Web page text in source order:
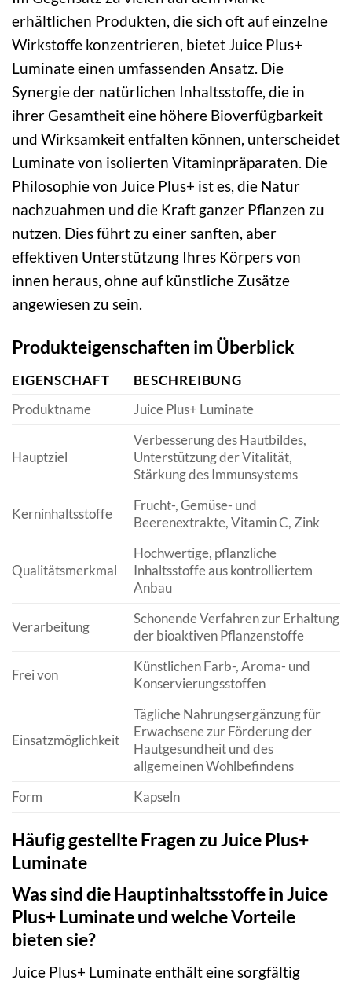
erhältlichen Produkten, die sich oft auf einzelne
Wirkstoffe konzentrieren, bietet Juice Plus+
Luminate einen umfassenden Ansatz. Die
Synergie der natürlichen Inhaltsstoffe, die in
ihrer Gesamtheit eine höhere Bioverfügbarkeit
und Wirksamkeit entfalten können, unterscheidet
Luminate von isolierten Vitaminpräparaten. Die
Philosophie von Juice Plus+ ist es, die Natur
nachzuahmen und die Kraft ganzer Pflanzen zu
nutzen. Dies führt zu einer sanften, aber
effektiven Unterstützung Ihres Körpers von
innen heraus, ohne auf künstliche Zusätze
angewiesen zu sein.
Produkteigenschaften im Überblick
EIGENSCHAFT
BESCHREIBUNG
Produktname
Juice Plus+ Luminate
Hauptziel
Verbesserung des Hautbildes,
Unterstützung der Vitalität,
Stärkung des Immunsystems
Kerninhaltsstoffe
Frucht-, Gemüse- und
Beerenextrakte, Vitamin C, Zink
Qualitätsmerkmal
Hochwertige, pflanzliche
Inhaltsstoffe aus kontrolliertem
Anbau
Verarbeitung
Schonende Verfahren zur Erhaltung
der bioaktiven Pflanzenstoffe
Frei von
Künstlichen Farb-, Aroma- und
Konservierungsstoffen
Einsatzmöglichkeit
Tägliche Nahrungsergänzung für
Erwachsene zur Förderung der
Hautgesundheit und des
allgemeinen Wohlbefindens
Form
Kapseln
Häufig gestellte Fragen zu Juice Plus+
Luminate
Was sind die Hauptinhaltsstoffe in Juice
Plus+ Luminate und welche Vorteile
bieten sie?
Juice Plus+ Luminate enthält eine sorgfältig